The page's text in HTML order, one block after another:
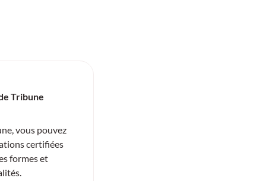
Tribune
vous pouvez
certifiées
formes et